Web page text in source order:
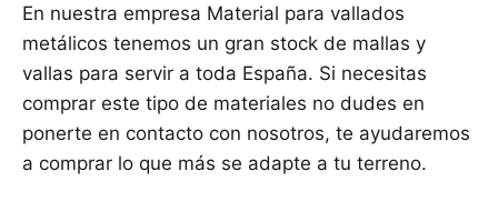
En nuestra empresa Material para vallados
metálicos tenemos un gran stock de mallas y
vallas para servir a toda España. Si necesitas
comprar este tipo de materiales no dudes en
ponerte en contacto con nosotros, te ayudaremos
a comprar lo que más se adapte a tu terreno.